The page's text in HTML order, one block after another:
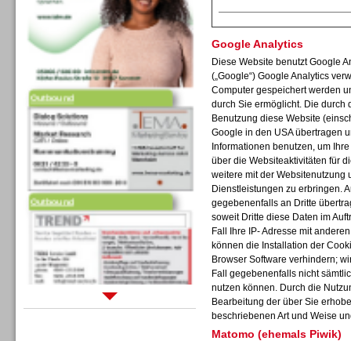
Outbound
Outbound
Sprachdialogsysteme u. Ki/
Google Analytics
Diese Website benutzt Google
(„Google“) Google Analytics
Computer gespeichert werden
durch Sie ermöglicht. Die durch
Benutzung diese Website
Google in den USA übertragen
Informationen benutzen, um
über die Websiteaktivitäten für
weitere mit der Websitenutzung
Dienstleistungen zu erbringen.
gegebenenfalls an Dritte
soweit Dritte diese Daten im
Fall Ihre IP- Adresse mit
können die Installation der
Browser Software verhindern;
Fall gegebenenfalls nicht
nutzen können. Durch die
Bearbeitung der über Sie
beschriebenen Art und Weise
Matomo (ehemals Piwik)